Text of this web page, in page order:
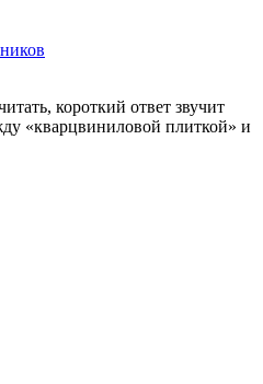
короткий ответ звучит
«кварцвиниловой плиткой» и